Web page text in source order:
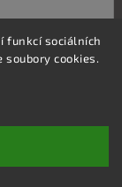
funkcí sociálních
cookies.
práva vyhrazena.